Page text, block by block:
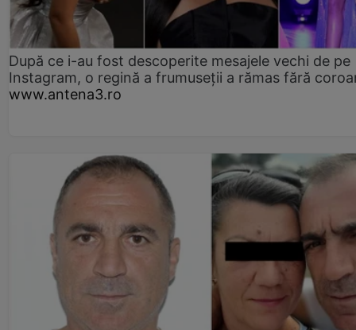
După ce i-au fost descoperite mesajele vechi de pe
Instagram, o regină a frumuseții a rămas fără
www.antena3.ro